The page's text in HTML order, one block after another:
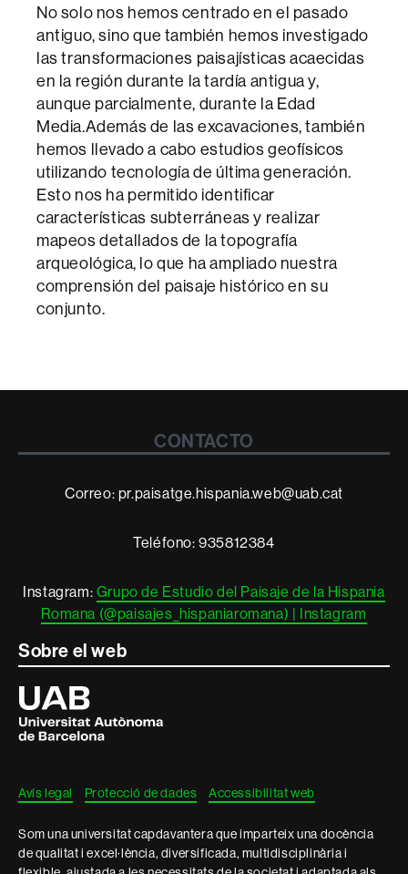
No solo nos hemos centrado en el pasado
antiguo, sino que también hemos investigado
las transformaciones paisajísticas acaecidas
en la región durante la tardía antigua y,
aunque parcialmente, durante la Edad
Media.Además de las excavaciones, también
hemos llevado a cabo estudios geofísicos
utilizando tecnología de última generación.
Esto nos ha permitido identificar
características subterráneas y realizar
mapeos detallados de la topografía
arqueológica, lo que ha ampliado nuestra
comprensión del paisaje histórico en su
conjunto.
Contacte
informació
CONTACTO
Correo: pr.paisatge.hispania.web@uab.cat
Teléfono: 935812384
Instagram: Grupo de Estudio del Paisaje de la Hispania
Romana (@paisajes_hispaniaromana) | Instagram
Sobre el web
Universitat
Autònoma
de
Barcelona
Avís legal Protecció de dades Accessibilitat web
Som una universitat capdavantera que imparteix una docència
de qualitat i excel·lència, diversificada, multidisciplinària i